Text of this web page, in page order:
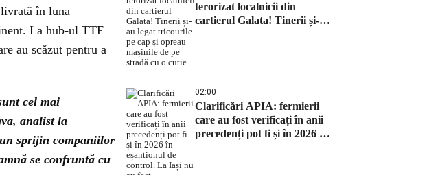
în luna
La hub-ul TTF
au scăzut pentru a
cel mai
analist la
sprijin companiilor
se confruntă cu
terorizat localnicii din
cartierul Galata! Tinerii și-au
02:00
Clarificări APIA: fermierii
care au fost verificați în anii
precedenți pot fi și în 2026 în